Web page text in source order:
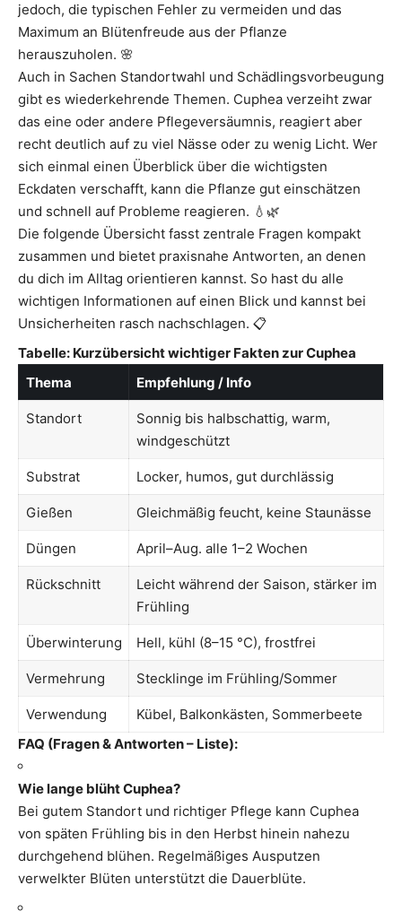
jedoch, die typischen Fehler zu vermeiden und das
Maximum an Blütenfreude aus der Pflanze
herauszuholen. 🌸
Auch in Sachen Standortwahl und Schädlingsvorbeugung
gibt es wiederkehrende Themen. Cuphea verzeiht zwar
das eine oder andere Pflegeversäumnis, reagiert aber
recht deutlich auf zu viel Nässe oder zu wenig Licht. Wer
sich einmal einen Überblick über die wichtigsten
Eckdaten verschafft, kann die Pflanze gut einschätzen
und schnell auf Probleme reagieren. 💧🌿
Die folgende Übersicht fasst zentrale Fragen kompakt
zusammen und bietet praxisnahe Antworten, an denen
du dich im Alltag orientieren kannst. So hast du alle
wichtigen Informationen auf einen Blick und kannst bei
Unsicherheiten rasch nachschlagen. 📋
Tabelle: Kurzübersicht wichtiger Fakten zur Cuphea
Thema
Empfehlung / Info
Standort
Sonnig bis halbschattig, warm,
windgeschützt
Substrat Locker, humos, gut durchlässig
Gießen Gleichmäßig feucht, keine Staunässe
Düngen April–Aug. alle 1–2 Wochen
Rückschnitt
Leicht während der Saison, stärker im
Frühling
Überwinterung Hell, kühl (8–15 °C), frostfrei
Vermehrung Stecklinge im Frühling/Sommer
Verwendung
Kübel, Balkonkästen, Sommerbeete
FAQ (Fragen & Antworten – Liste):
Wie lange blüht Cuphea?
Bei gutem Standort und richtiger Pflege kann Cuphea
von späten Frühling bis in den Herbst hinein nahezu
durchgehend blühen. Regelmäßiges Ausputzen
verwelkter Blüten unterstützt die Dauerblüte.